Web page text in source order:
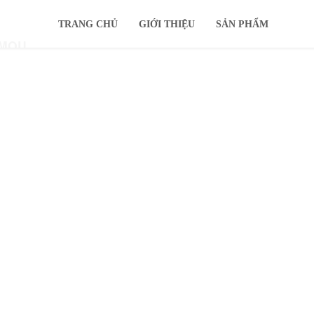
TRANG CHỦ GIỚI THIỆU SẢN PHẨM